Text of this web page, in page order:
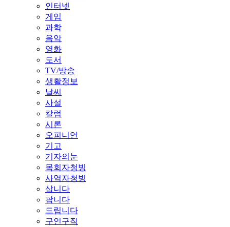
인터넷
게임
과학
음악
영화
도서
TV/방송
생활정보
날씨
사설
칼럼
시론
오피니언
기고
기자의눈
목회자청빙
사역자청빙
삽니다
팝니다
드립니다
구인구직